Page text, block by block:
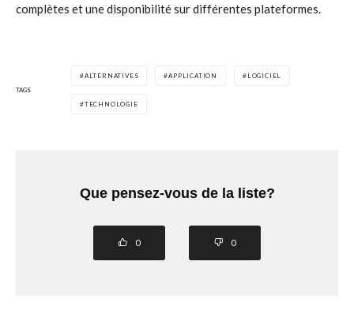
complètes et une disponibilité sur différentes plateformes.
TAGS
ALTERNATIVES APPLICATION LOGICIEL
TECHNOLOGIE
Que pensez-vous de la liste?
0 0